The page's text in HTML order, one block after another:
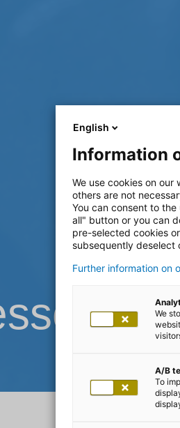
Blog
English
Information
We use cookies on our
others are not
You can consent to
all" button or you can
pre-selected cookies
subsequently
Further information on
We
A/B
To